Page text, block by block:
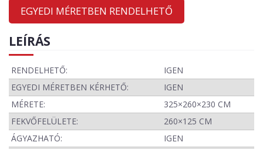
EGYEDI MÉRETBEN RENDELHETŐ
LEÍRÁS
RENDELHETŐ:
IGEN
EGYEDI MÉRETBEN KÉRHETŐ:
IGEN
MÉRETE:
325×260×230 CM
FEKVŐFELÜLETE:
260×125 CM
ÁGYAZHATÓ:
IGEN